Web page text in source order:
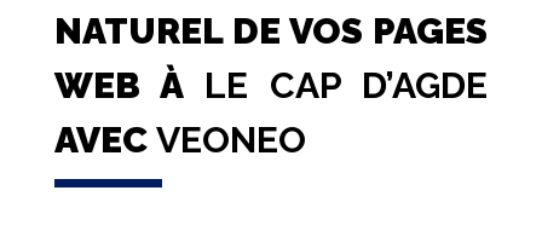
NATUREL DE VOS PAGES
WEB À LE CAP D’AGDE
AVEC VEONEO